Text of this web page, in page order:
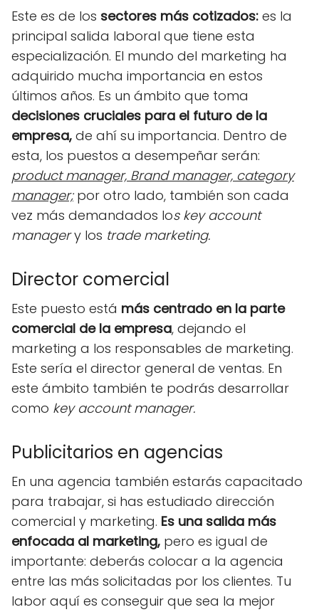
Este es de los sectores más cotizados: es la
principal salida laboral que tiene esta
especialización. El mundo del marketing ha
adquirido mucha importancia en estos
últimos años. Es un ámbito que toma
decisiones cruciales para el futuro de la
empresa, de ahí su importancia. Dentro de
esta, los puestos a desempeñar serán:
product manager, Brand manager, category
manager;por otro lado, también son cada
vez más demandados los key account
managery los trade marketing.
Director comercial
Este puesto está más centrado en la parte
comercial de la empresa, dejando el
marketing a los responsables de marketing.
Este sería el director general de ventas. En
este ámbito también te podrás desarrollar
como key account manager.
Publicitarios en agencias
En una agencia también estarás capacitado
para trabajar, si has estudiado dirección
comercial y marketing. Es una salida más
enfocada al marketing, pero es igual de
importante: deberás colocar a la agencia
entre las más solicitadas por los clientes. Tu
labor aquí es conseguir que sea la mejor